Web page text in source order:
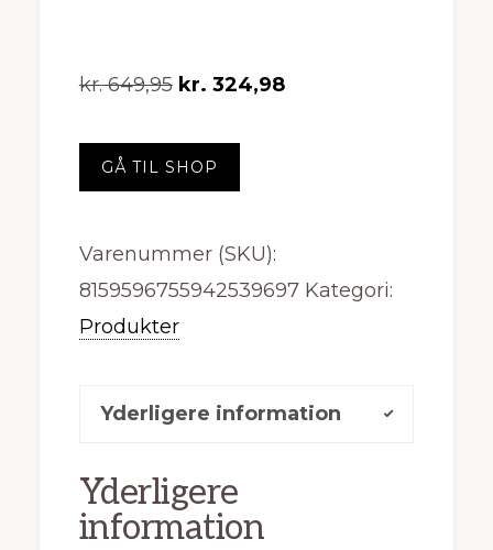
kr.649,95 Den
pris
var:
kr. 324,98Den
GÅ TIL SHOP
Varenummer (SKU):
8159596755942539697 Kategori:
Produkter
Yderligere information
Yderligere
information